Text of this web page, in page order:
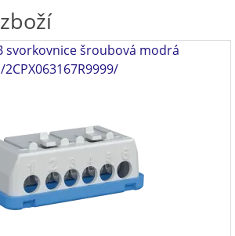
svorkovnice šroubová modrá
/2CPX063167R9999/